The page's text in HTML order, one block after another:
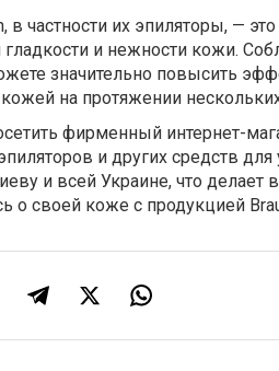
в частности их эпиляторы, —
гладкости и нежности кожи.
значительно повысить
на протяжении
фирменный интернет-
и других средств
и всей Украине, что
о своей коже с продукцией